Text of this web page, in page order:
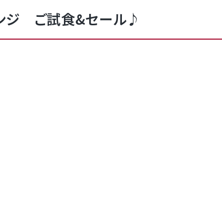
ジ ご試食&セール♪